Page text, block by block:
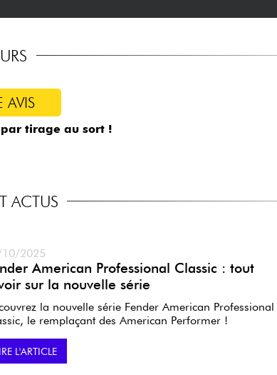
AVIS
par tirage au sort !
ACTUS
2025
American Professional Classic : tout
sur la nouvelle série
la nouvelle série Fender American Professional
le remplaçant des American Performer !
L'ARTICLE